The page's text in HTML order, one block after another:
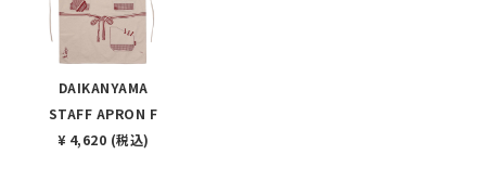
DAIKANYAMA
STAFF APRON F
¥ 4,620 (税込)